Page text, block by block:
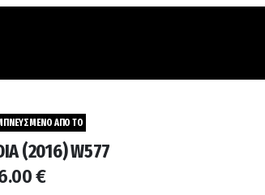
ΑΠΟ ΤΟ
(2016) W577
€Price